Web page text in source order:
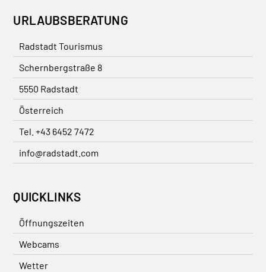
URLAUBSBERATUNG
Radstadt Tourismus
Schernbergstraße 8
5550 Radstadt
Österreich
Tel. +43 6452 7472
info@radstadt.com
QUICKLINKS
Öffnungszeiten
Webcams
Wetter